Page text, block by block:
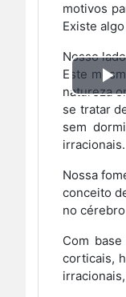
motivos
Existe
Nosso
Este
natureza
se tratar
sem
irracionais.
Nossa
conceito
no
Com
corticais,